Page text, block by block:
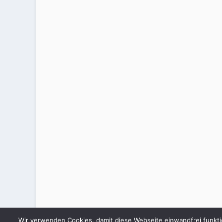
Wir verwenden Cookies, damit diese Webseite einwandfrei